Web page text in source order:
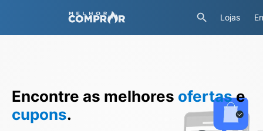
Lojas
Encontre as melhores ofertase
cupons.